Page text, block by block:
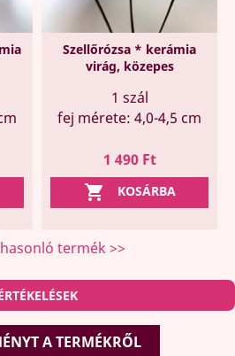
Szellőrózsa * kerámia
virág, közepes
1 szál
fej mérete: 4,0-4,5 cm
Ár
1 490 Ft
 KOSÁRBA
termék >>
A TERMÉKRŐL